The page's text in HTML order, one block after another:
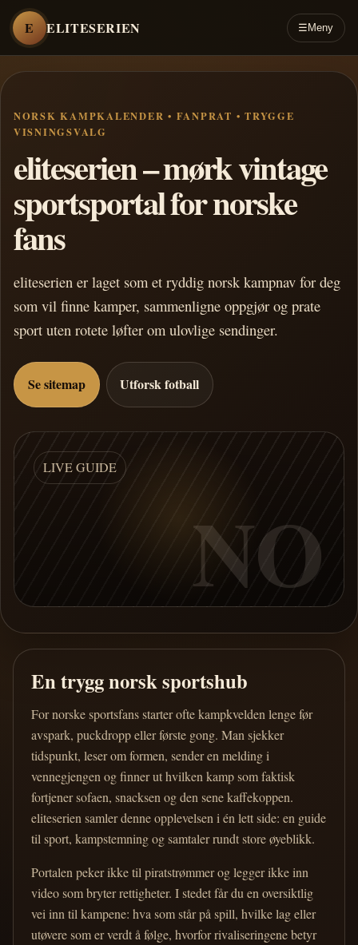
E ELITESERIEN ☰ Meny
NORSK KAMPKALENDER • FANPRAT • TRYGGE
VISNINGSVALG
eliteserien – mørk vintage
sportsportal for norske
fans
eliteserien er laget som et ryddig norsk kampnav for deg
som vil finne kamper, sammenligne oppgjør og prate
sport uten rotete løfter om ulovlige sendinger.
Se sitemap Utforsk fotball
LIVE GUIDE
NO
En trygg norsk sportshub
For norske sportsfans starter ofte kampkvelden lenge før
avspark, puckdropp eller første gong. Man sjekker
tidspunkt, leser om formen, sender en melding i
vennegjengen og finner ut hvilken kamp som faktisk
fortjener sofaen, snacksen og den sene kaffekoppen.
eliteserien samler denne opplevelsen i én lett side: en guide
til sport, kampstemning og samtaler rundt store øyeblikk.
Portalen peker ikke til piratstrømmer og legger ikke inn
video som bryter rettigheter. I stedet får du en oversiktlig
vei inn til kampene: hva som står på spill, hvilke lag eller
utøvere som er verdt å følge, hvorfor rivaliseringene betyr